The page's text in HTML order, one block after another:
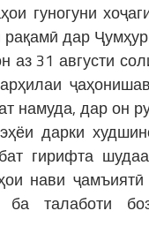
гуногуни
дар
аз 31 августи
намуда, дар он
дарки
гирифта
нави
талаботи